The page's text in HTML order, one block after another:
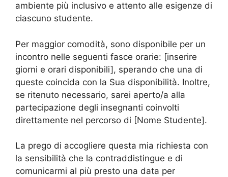
ambiente più inclusivo e attento alle esigenze di
ciascuno studente.
Per maggior comodità, sono disponibile per un
incontro nelle seguenti fasce orarie: [inserire
giorni e orari disponibili], sperando che una di
queste coincida con la Sua disponibilità. Inoltre,
se ritenuto necessario, sarei aperto/a alla
partecipazione degli insegnanti coinvolti
direttamente nel percorso di [Nome Studente].
La prego di accogliere questa mia richiesta con
la sensibilità che la contraddistingue e di
comunicarmi al più presto una data per